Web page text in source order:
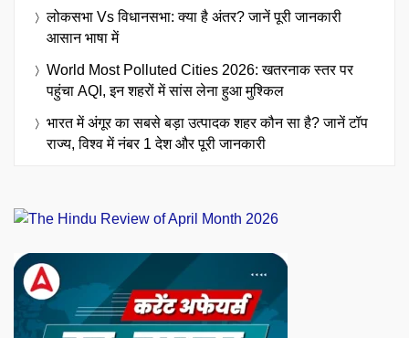
लोकसभा Vs विधानसभा: क्या है अंतर? जानें पूरी जानकारी
आसान भाषा में
World Most Polluted Cities 2026: खतरनाक स्तर पर
पहुंचा AQI, इन शहरों में सांस लेना हुआ मुश्किल
भारत में अंगूर का सबसे बड़ा उत्पादक शहर कौन सा है? जानें टॉप
राज्य, विश्व में नंबर 1 देश और पूरी जानकारी